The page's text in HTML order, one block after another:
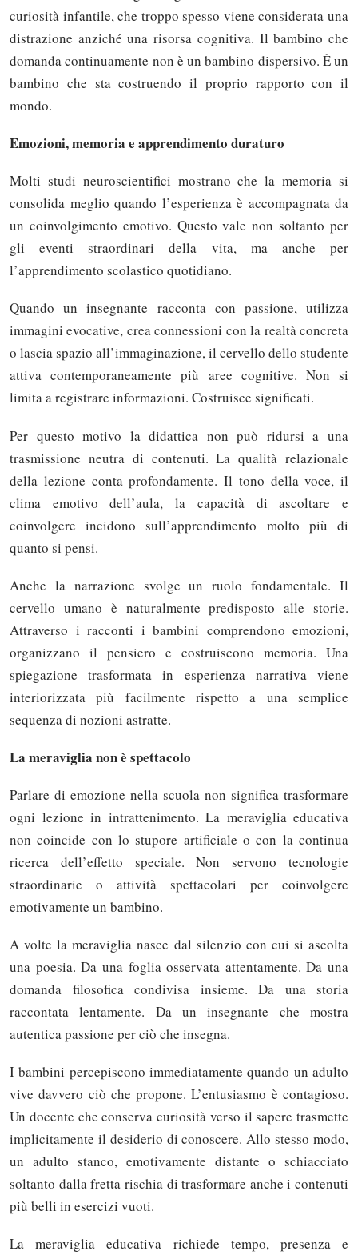
curiosità infantile, che troppo spesso viene considerata una
distrazione anziché una risorsa cognitiva. Il bambino che
domanda continuamente non è un bambino dispersivo. È un
bambino che sta costruendo il proprio rapporto con il
mondo.
Emozioni, memoria e apprendimento duraturo
Molti studi neuroscientifici mostrano che la memoria si
consolida meglio quando l’esperienza è accompagnata da
un coinvolgimento emotivo. Questo vale non soltanto per
gli eventi straordinari della vita, ma anche per
l’apprendimento scolastico quotidiano.
Quando un insegnante racconta con passione, utilizza
immagini evocative, crea connessioni con la realtà concreta
o lascia spazio all’immaginazione, il cervello dello studente
attiva contemporaneamente più aree cognitive. Non si
limita a registrare informazioni. Costruisce significati.
Per questo motivo la didattica non può ridursi a una
trasmissione neutra di contenuti. La qualità relazionale
della lezione conta profondamente. Il tono della voce, il
clima emotivo dell’aula, la capacità di ascoltare e
coinvolgere incidono sull’apprendimento molto più di
quanto si pensi.
Anche la narrazione svolge un ruolo fondamentale. Il
cervello umano è naturalmente predisposto alle storie.
Attraverso i racconti i bambini comprendono emozioni,
organizzano il pensiero e costruiscono memoria. Una
spiegazione trasformata in esperienza narrativa viene
interiorizzata più facilmente rispetto a una semplice
sequenza di nozioni astratte.
La meraviglia non è spettacolo
Parlare di emozione nella scuola non significa trasformare
ogni lezione in intrattenimento. La meraviglia educativa
non coincide con lo stupore artificiale o con la continua
ricerca dell’effetto speciale. Non servono tecnologie
straordinarie o attività spettacolari per coinvolgere
emotivamente un bambino.
A volte la meraviglia nasce dal silenzio con cui si ascolta
una poesia. Da una foglia osservata attentamente. Da una
domanda filosofica condivisa insieme. Da una storia
raccontata lentamente. Da un insegnante che mostra
autentica passione per ciò che insegna.
I bambini percepiscono immediatamente quando un adulto
vive davvero ciò che propone. L’entusiasmo è contagioso.
Un docente che conserva curiosità verso il sapere trasmette
implicitamente il desiderio di conoscere. Allo stesso modo,
un adulto stanco, emotivamente distante o schiacciato
soltanto dalla fretta rischia di trasformare anche i contenuti
più belli in esercizi vuoti.
La meraviglia educativa richiede tempo, presenza e